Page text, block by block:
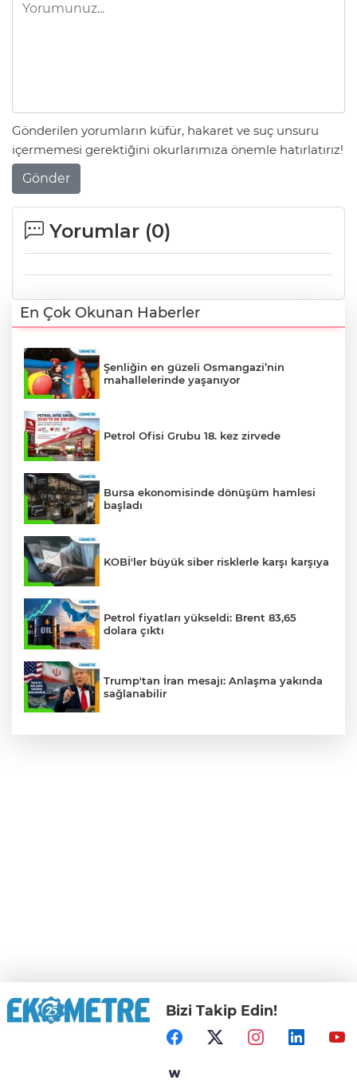
Gönderilen yorumların küfür, hakaret ve suç unsuru
içermemesi gerektiğini okurlarımıza önemle hatırlatırız!
Gönder
Yorumlar (0)
En Çok Okunan Haberler
Şenliğin en güzeli Osmangazi’nin
mahallelerinde yaşanıyor
Petrol Ofisi Grubu 18. kez zirvede
Bursa ekonomisinde dönüşüm hamlesi
başladı
KOBİ'ler büyük siber risklerle karşı karşıya
Petrol fiyatları yükseldi: Brent 83,65
dolara çıktı
Trump'tan İran mesajı: Anlaşma yakında
sağlanabilir
Bizi Takip Edin!